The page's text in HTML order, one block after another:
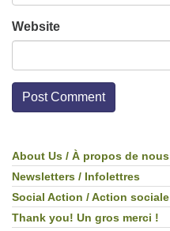
Website
Section
Navigation
About Us / À propos de nous
Newsletters / Infolettres
Social Action / Action sociale
Thank you! Un gros merci !